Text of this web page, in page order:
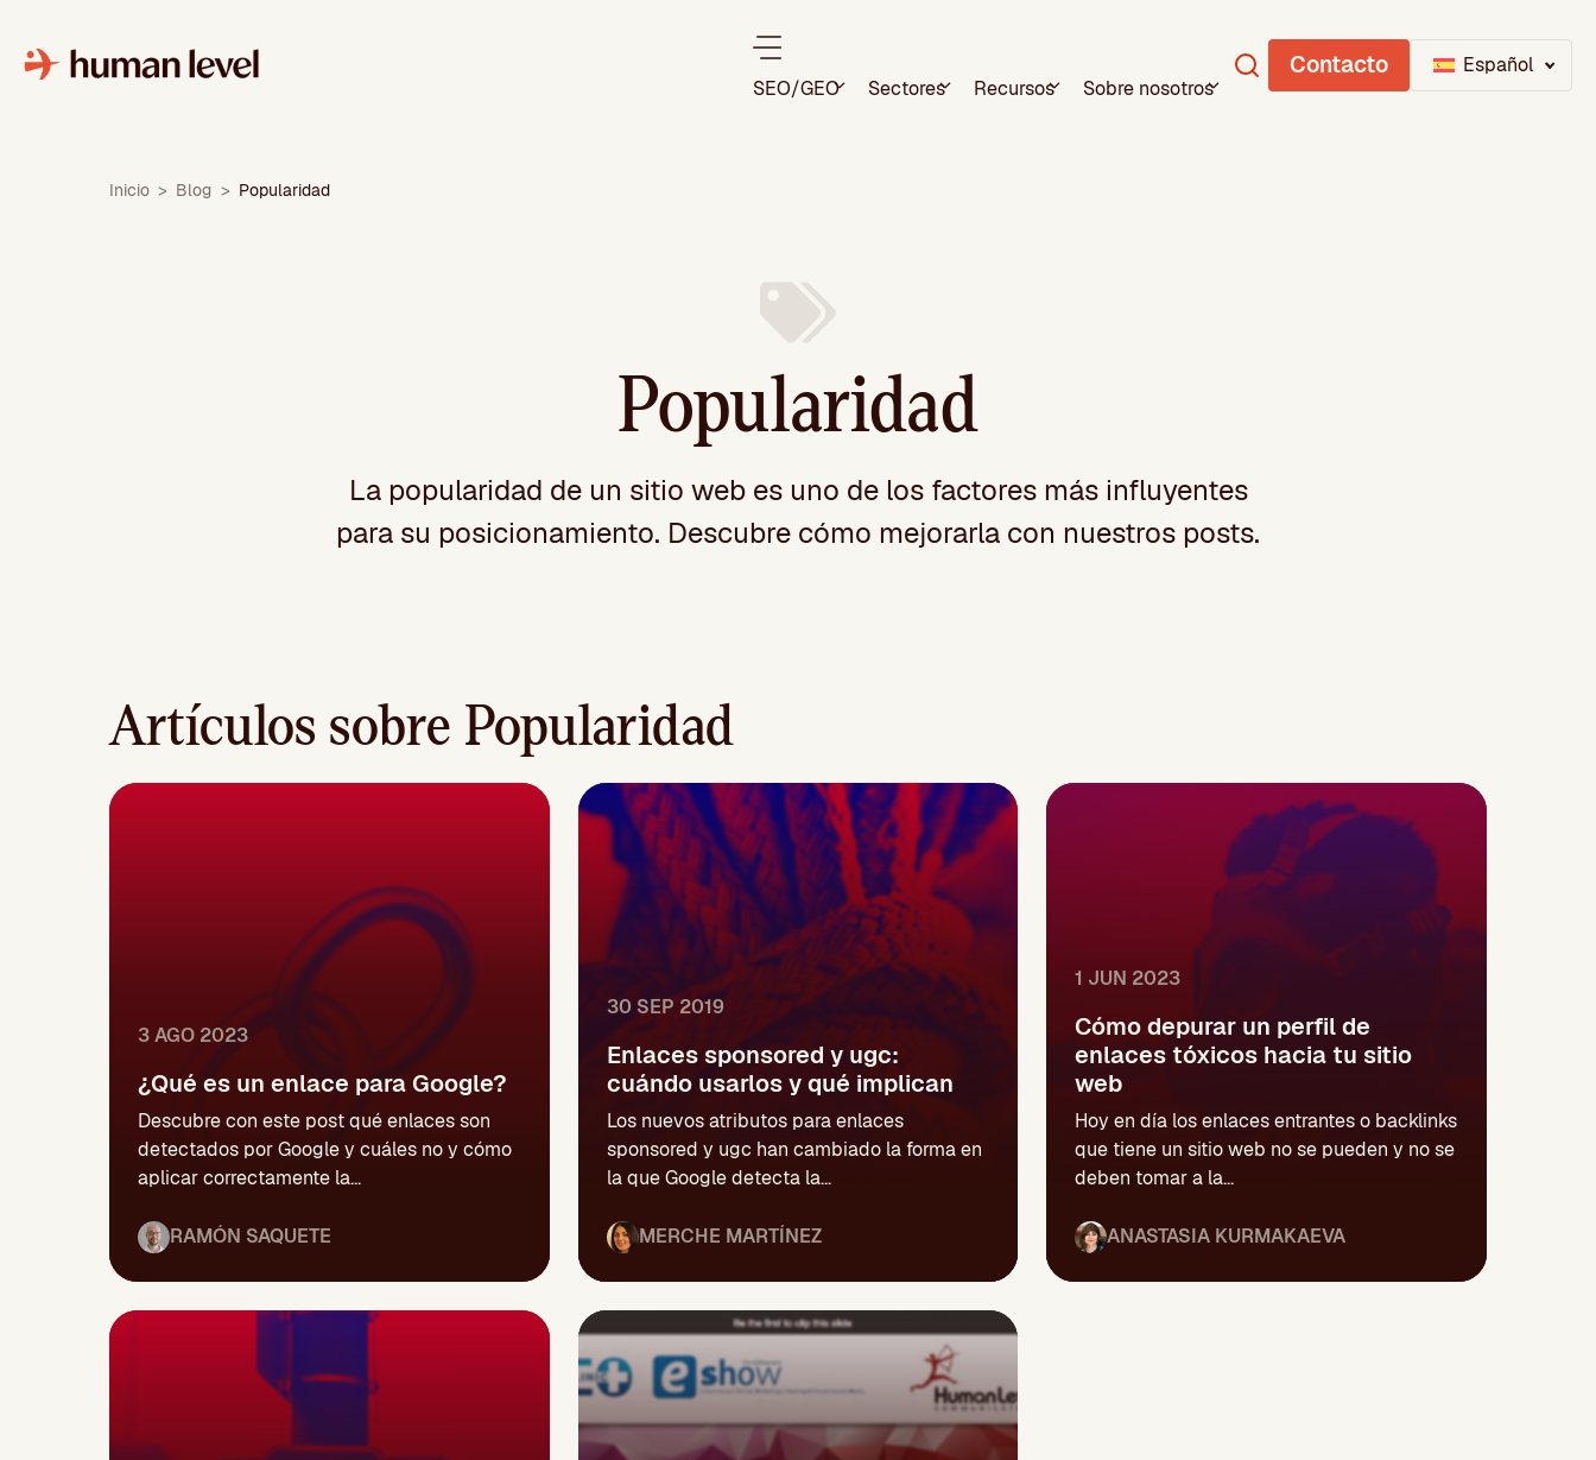
contenido
SEO/GEO Sectores Recursos Sobre nosotros
Contacto Español
Inicio > Blog > Popularidad
Popularidad
La popularidad de un sitio web es uno de los factores más influyentes
para su posicionamiento. Descubre cómo mejorarla con nuestros posts.
Artículos sobre Popularidad
3 AGO 2023
¿Qué es un enlace para Google?
Descubre con este post qué enlaces son
detectados por Google y cuáles no y cómo
aplicar correctamente la...
RAMÓN SAQUETE
30 SEP 2019
Enlaces sponsored y ugc:
cuándo usarlos y qué implican
Los nuevos atributos para enlaces
sponsored y ugc han cambiado la forma en
la que Google detecta la...
MERCHE MARTÍNEZ
1 JUN 2023
Cómo depurar un perfil de
enlaces tóxicos hacia tu sitio
web
Hoy en día los enlaces entrantes o backlinks
que tiene un sitio web no se pueden y no se
deben tomar a la...
ANASTASIA KURMAKAEVA